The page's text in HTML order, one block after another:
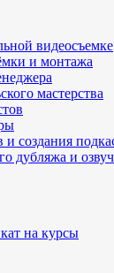
видеосъемке
и монтажа
мастерства
создания
дубляжа и
на курсы